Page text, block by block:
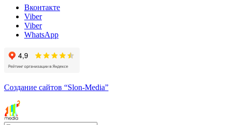
Вконтакте
Viber
Viber
WhatsApp
Создание сайтов “Slon-Media”